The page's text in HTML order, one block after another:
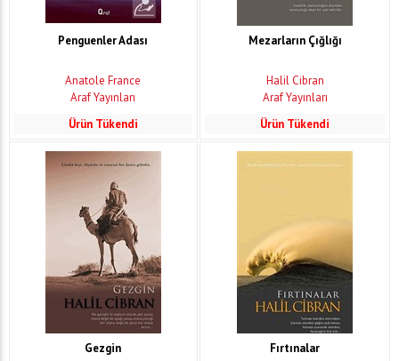
Penguenler Adası
Anatole France
Araf Yayınları
Ürün Tükendi
Mezarların Çığlığı
Halil Cibran
Araf Yayınları
Ürün Tükendi
Gezgin Fırtınalar